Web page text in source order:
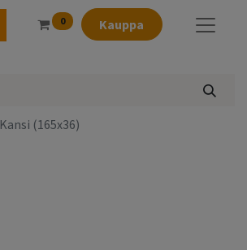
0 Kauppa
Kansi (165x36)